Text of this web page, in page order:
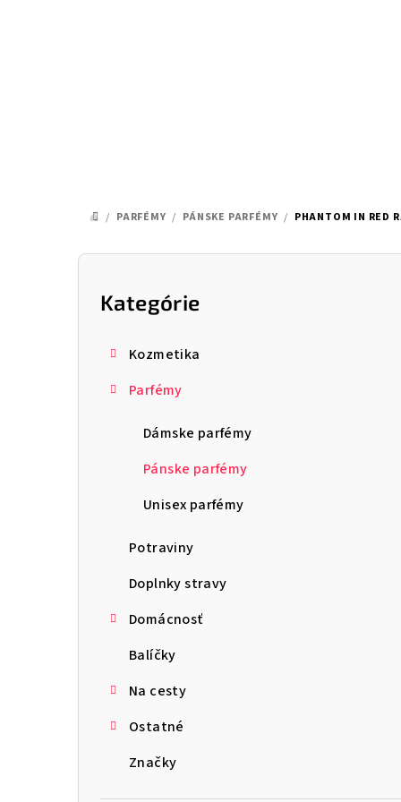
DOMOV
/ PARFÉMY / PÁNSKE PARFÉMY / PHANTOM IN RED
B
Preskočiť
kategórie
Kategórie
Kozmetika
Parfémy
Dámske parfémy
Pánske parfémy
Unisex parfémy
Potraviny
Doplnky stravy
Domácnosť
Balíčky
Na cesty
Ostatné
Značky